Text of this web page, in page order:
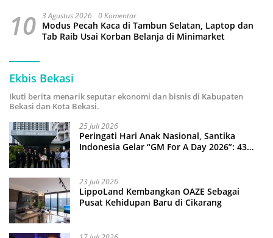
10 3 Agustus 2026 0 Komentar
Modus Pecah Kaca di Tambun Selatan, Laptop dan
Tab Raib Usai Korban Belanja di Minimarket
Ekbis Bekasi
Ikuti berita menarik seputar ekonomi dan bisnis di Kabupaten
Bekasi dan Kota Bekasi.
25 Juli 2026
Peringati Hari Anak Nasional, Santika
Indonesia Gelar “GM For A Day 2026”: 43
23 Juli 2026
LippoLand Kembangkan OAZE Sebagai
Pusat Kehidupan Baru di Cikarang